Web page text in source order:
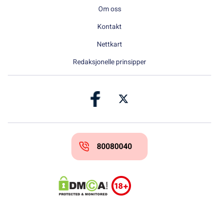
Om oss
Kontakt
Nettkart
Redaksjonelle prinsipper
80080040